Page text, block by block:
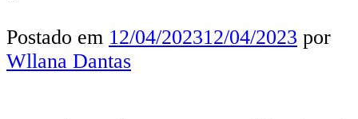
Postado em 12/04/202312/04/2023 por
Wllana Dantas